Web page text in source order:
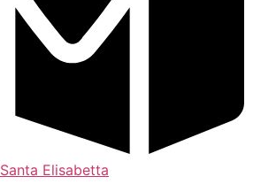
Elisabetta